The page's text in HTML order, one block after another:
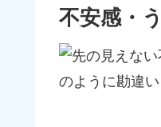
不安感・